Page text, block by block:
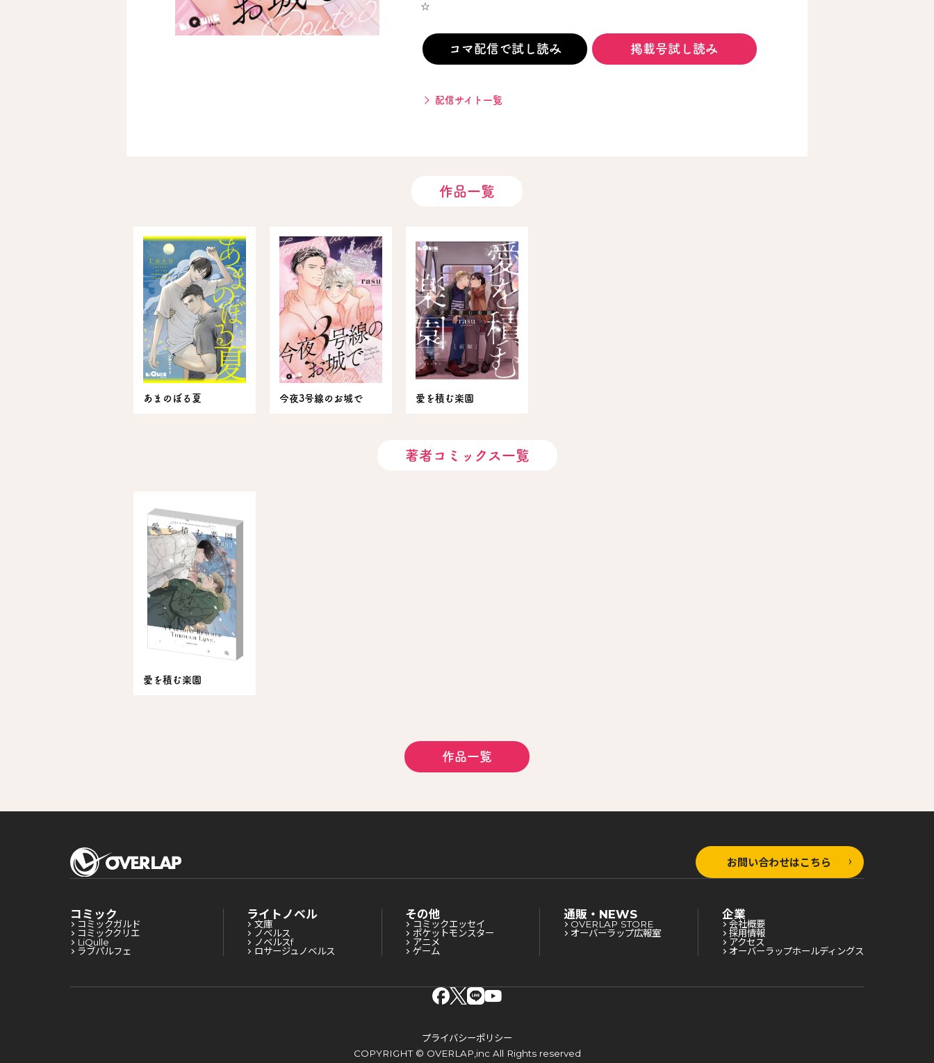
☆
コマ配信で試し読み 掲載号試し読み
配信サイト一覧
作品一覧
あまのぼる夏 今夜3号線のお城で 愛を積む楽園
著者コミックス一覧
愛を積む楽園
作品一覧
お問い合わせはこちら
コミック
コミックガルド
コミッククリエ
LiQulle
ラブパルフェ
ライトノベル
文庫
ノベルス
ノベルスf
ロサージュノベルス
その他
コミックエッセイ
ポケットモンスター
アニメ
ゲーム
通販・NEWS
OVERLAP STORE
オーバーラップ広報室
企業
会社概要
採用情報
アクセス
オーバーラップホールディングス
プライバシーポリシー
COPYRIGHT © OVERLAP,inc All Rights reserved